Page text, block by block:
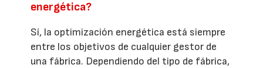
energética?
Sí, la optimización energética está siempre
entre los objetivos de cualquier gestor de
una fábrica. Dependiendo del tipo de fábrica,